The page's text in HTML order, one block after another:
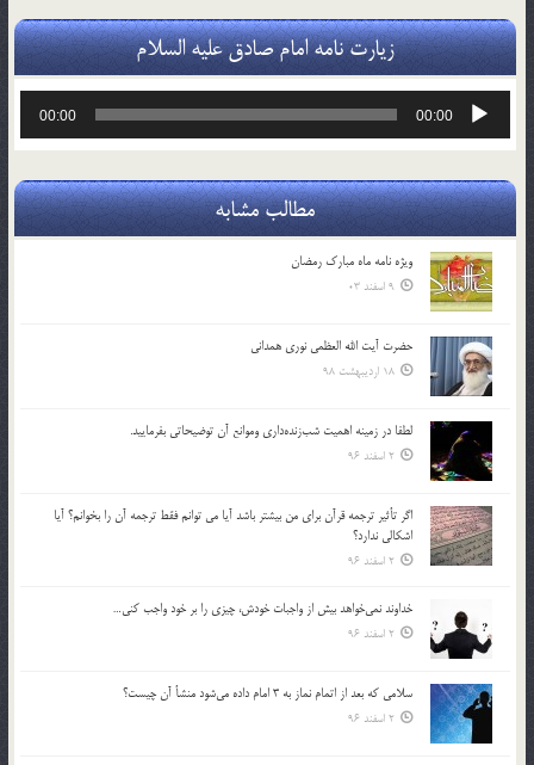
زیارت نامه امام صادق علیه السلام
پخش‌کننده
00:00
00:00
مطالب مشابه
ویژه نامه ماه مبارک رمضان
9 اسفند 03
حضرت آیت الله العظمی نوری همدانی
18 اردیبهشت 98
لطفا در زمينه اهميت شب‌زنده‌داري وموانع آن توضيحاتي بفرماييد.
2 اسفند 96
اگر تأثير ترجمه قرآن براي من بيشتر باشد آيا مي توانم فقط ترجمه آن را بخوانم؟ آيا
اشكالي ندارد؟
2 اسفند 96
خداوند نمي‌خواهد بيش از واجبات خودش، چيزي را بر خود واجب كني…
2 اسفند 96
سلامي كه بعد از اتمام نماز به 3 امام داده مي‌شود منشأ آن چيست؟
2 اسفند 96